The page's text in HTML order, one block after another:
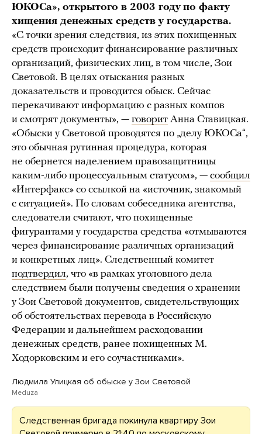
ЮКОСа», открытого в 2003 году по факту
хищения денежных средств у государства.
«С точки зрения следствия, из этих похищенных
средств происходит финансирование различных
организаций, физических лиц, в том числе, Зои
Световой. В целях отыскания разных
доказательств и проводится обыск. Сейчас
перекачивают информацию с разных компов
и смотрят документы», — говорит Анна Ставицкая.
«Обыски у Световой проводятся по „делу ЮКОСа“,
это обычная рутинная процедура, которая
не обернется наделением правозащитницы
каким-либо процессуальным статусом», — сообщил
«Интерфакс» со ссылкой на «источник, знакомый
с ситуацией». По словам собеседника агентства,
следователи считают, что похищенные
фигурантами у государства средства «отмываются
через финансирование различных организаций
и конкретных лиц». Следственный комитет
подтвердил, что «в рамках уголовного дела
следствием были получены сведения о хранении
у Зои Световой документов, свидетельствующих
об обстоятельствах перевода в Российскую
Федерации и дальнейшем расходовании
денежных средств, ранее похищенных М.
Ходорковским и его соучастниками».
Людмила Улицкая об обыске у Зои Световой
Meduza
Следственная бригада покинула квартиру Зои